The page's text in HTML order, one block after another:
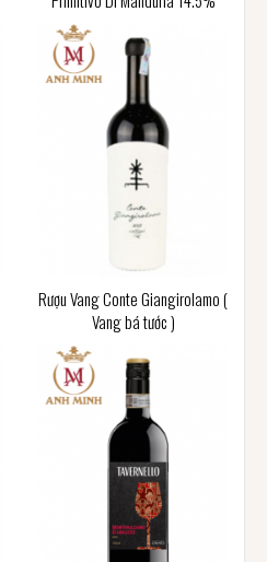
Rượu Vang Conte Giangirolamo (
Vang bá tước )